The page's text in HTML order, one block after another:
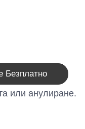
Безплатно
или анулиране.